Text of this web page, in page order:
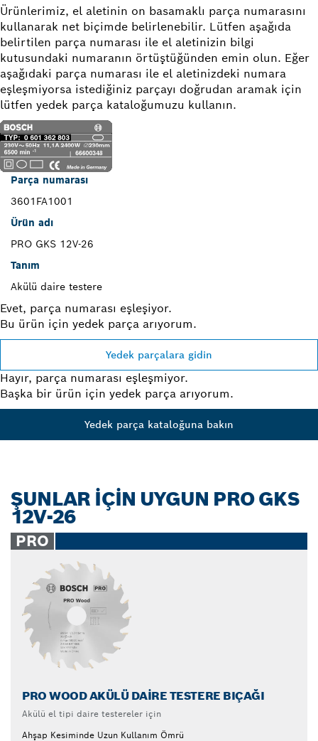
Ürünlerimiz, el aletinin on basamaklı parça numarasını
kullanarak net biçimde belirlenebilir. Lütfen aşağıda
belirtilen parça numarası ile el aletinizin bilgi
kutusundaki numaranın örtüştüğünden emin olun. Eğer
aşağıdaki parça numarası ile el aletinizdeki numara
eşleşmiyorsa istediğiniz parçayı doğrudan aramak için
lütfen yedek parça kataloğumuzu kullanın.
Parça numarası
3601FA1001
Ürün adı
PRO GKS 12V-26
Tanım
Akülü daire testere
Evet, parça numarası eşleşiyor.
Bu ürün için yedek parça arıyorum.
Yedek parçalara gidin
Hayır, parça numarası eşleşmiyor.
Başka bir ürün için yedek parça arıyorum.
Yedek parça kataloğuna bakın
ŞUNLAR İÇİN UYGUN PRO GKS
12V-26
PRO
PRO WOOD AKÜLÜ DAIRE TESTERE BIÇAĞI
Akülü el tipi daire testereler için
Ahşap Kesiminde Uzun Kullanım Ömrü